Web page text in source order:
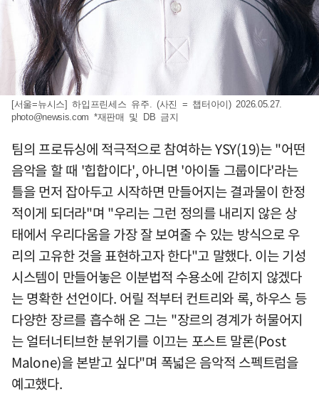
[서울=뉴시스] 하입프린세스 유주. (사진 = 챕터아이) 2026.05.27.
photo@newsis.com *재판매 및 DB 금지
팀의 프로듀싱에 적극적으로 참여하는 YSY(19)는 "어떤
음악을 할 때 '힙합이다', 아니면 '아이돌 그룹이다'라는
틀을 먼저 잡아두고 시작하면 만들어지는 결과물이 한정
적이게 되더라"며 "우리는 그런 정의를 내리지 않은 상
태에서 우리다움을 가장 잘 보여줄 수 있는 방식으로 우
리의 고유한 것을 표현하고자 한다"고 말했다. 이는 기성
시스템이 만들어놓은 이분법적 수용소에 갇히지 않겠다
는 명확한 선언이다. 어릴 적부터 컨트리와 록, 하우스 등
다양한 장르를 흡수해 온 그는 "장르의 경계가 허물어지
는 얼터너티브한 분위기를 이끄는 포스트 말론(Post
Malone)을 본받고 싶다"며 폭넓은 음악적 스펙트럼을
예고했다.